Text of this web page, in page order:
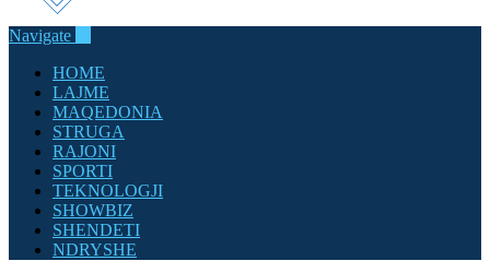
Navigate
HOME
LAJME
MAQEDONIA
STRUGA
RAJONI
SPORTI
TEKNOLOGJI
SHOWBIZ
SHENDETI
NDRYSHE